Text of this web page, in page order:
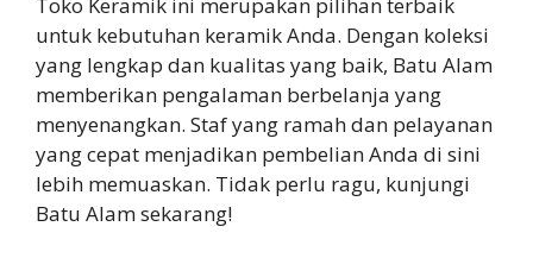
Toko Keramik ini merupakan pilihan terbaik
untuk kebutuhan keramik Anda. Dengan koleksi
yang lengkap dan kualitas yang baik, Batu Alam
memberikan pengalaman berbelanja yang
menyenangkan. Staf yang ramah dan pelayanan
yang cepat menjadikan pembelian Anda di sini
lebih memuaskan. Tidak perlu ragu, kunjungi
Batu Alam sekarang!